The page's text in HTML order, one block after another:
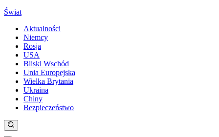
Świat
Aktualności
Niemcy
Rosja
USA
Bliski Wschód
Unia Europejska
Wielka Brytania
Ukraina
Chiny
Bezpieczeństwo